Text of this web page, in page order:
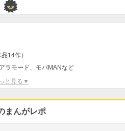
14作）
ラモード、モバMANなど
と見る▼
まんがレポ